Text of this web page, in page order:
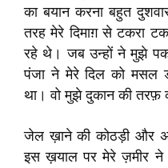
का बयान करना बहुत
तरह मेरे दिमाग़ से टकरा
रहे थे। जब उन्हों ने मुझे
पंजा ने मेरे दिल को मसल
था। वो मुझे दुकान की तरफ़
जेल ख़ाने की कोठड़ी और
इस ख़याल पर मेरे ज़मीर